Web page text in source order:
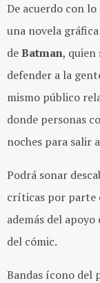
De acuerdo con
una novela gráfica
deBatman, quien
defender a la
mismo público
donde personas
noches para salir
Podrá sonar
críticas por parte
además del
del cómic.
Bandas ícono del